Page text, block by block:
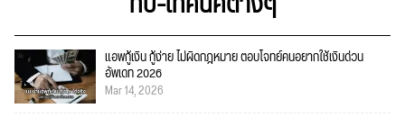
แอพกู้เงิน กู้ง่าย ไม่ผิดกฎหมาย ตอบโจทย์คนอยากใช้เงินด่วน
อัพเดท 2026
Mar 14, 2026